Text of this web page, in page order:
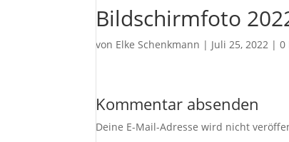
Bildschirmfoto
von Elke Schenkmann | Juli 25, 2022 |0
Kommentar absenden
Deine E-Mail-Adresse wird nicht